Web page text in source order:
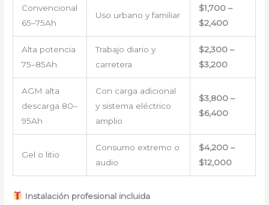
Convencional
65–75Ah
Uso urbano y familiar
$1,700 –
$2,400
Alta potencia
75–85Ah
Trabajo diario y
carretera
$2,300 –
$3,200
AGM alta
descarga 80–
95Ah
Con carga adicional
y sistema eléctrico
amplio
$3,800 –
$6,400
Gel o litio
Consumo extremo o
audio
$4,200 –
$12,000
Instalación profesional incluida